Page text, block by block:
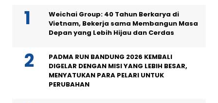
Weichai Group: 40 Tahun Berkarya di
Vietnam, Bekerja sama Membangun Masa
Depan yang Lebih Hijau dan Cerdas
PADMA RUN BANDUNG 2026 KEMBALI
DIGELAR DENGAN MISI YANG LEBIH BESAR,
MENYATUKAN PARA PELARI UNTUK
PERUBAHAN